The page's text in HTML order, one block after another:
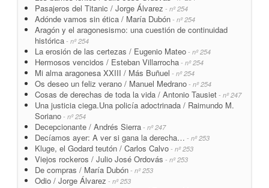
Pasajeros del Titanic / Jorge Álvarez - nº 254
Adónde vamos sin ética / María Dubón - nº 254
Aragón y el aragonesismo: una cuestión de continuidad
histórica - nº 254
La erosión de las certezas / Eugenio Mateo - nº 254
Hermosos vencidos / Esteban Villarrocha - nº 254
Mi alma aragonesa XXIII / Más Buñuel - nº 254
Os deseo un feliz verano / Manuel Medrano - nº 254
Cosas de derechas de toda la vida / Antonio Tausiet - nº 247
Una justicia ciega.Una policía adoctrinada / Raimundo M.
Soriano - nº 254
Decepcionante / Andrés Sierra - nº 247
Decíamos ayer: A ver si gana la derecha… - nº 253
Kluge, el Godard teutón / Carlos Calvo - nº 253
Viejos rockeros / Julio José Ordovás - nº 253
De compras / María Dubón - nº 253
Odio / Jorge Álvarez - nº 253